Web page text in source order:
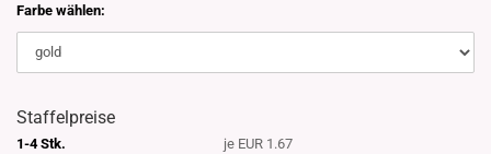
Farbe wählen:
Staffelpreise
1-4 Stk.
je EUR 1.67